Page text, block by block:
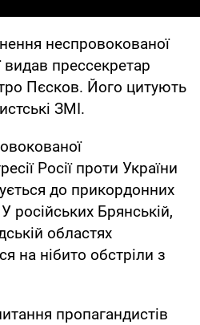
неспровокованої
видав прессекретар
Пєсков. Його цитують
ЗМІ.
Росії проти України
до прикордонних
російських Брянській,
областях
на нібито обстріли з
пропагандистів